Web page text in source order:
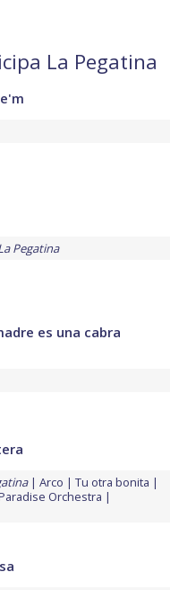
La Pegatina
Pegatina
es una cabra
Arco
Tu otra bonita
Orchestra